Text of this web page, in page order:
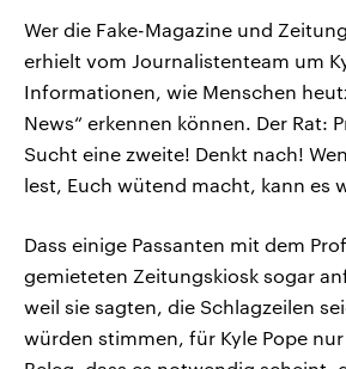
Wer die Fake-Magazine und
erhielt vom Journalistenteam um
Informationen, wie Menschen
News“ erkennen können. Der Rat:
Sucht eine zweite! Denkt nach!
lest, Euch wütend macht, kann es
Dass einige Passanten mit dem
gemieteten Zeitungskiosk sogar
weil sie sagten, die Schlagzeilen
würden stimmen, für Kyle Pope